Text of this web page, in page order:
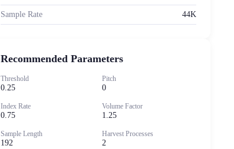
Sample Rate 44K
Recommended Parameters
Threshold
0.25
Pitch
0
Index Rate
0.75
Volume Factor
1.25
Sample Length
192
Harvest Processes
2